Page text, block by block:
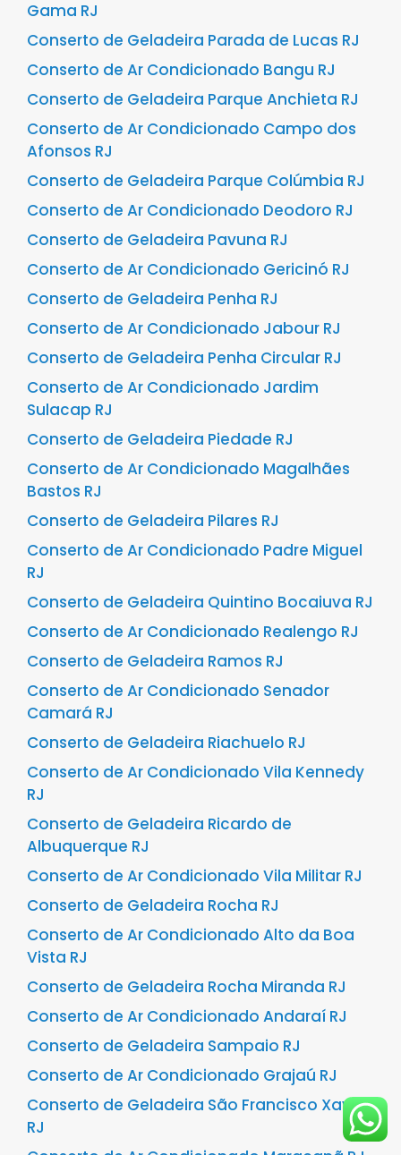
Gama RJ
Conserto de Geladeira Parada de Lucas RJ
Conserto de Ar Condicionado Bangu RJ
Conserto de Geladeira Parque Anchieta RJ
Conserto de Ar Condicionado Campo dos
Afonsos RJ
Conserto de Geladeira Parque Colúmbia RJ
Conserto de Ar Condicionado Deodoro RJ
Conserto de Geladeira Pavuna RJ
Conserto de Ar Condicionado Gericinó RJ
Conserto de Geladeira Penha RJ
Conserto de Ar Condicionado Jabour RJ
Conserto de Geladeira Penha Circular RJ
Conserto de Ar Condicionado Jardim
Sulacap RJ
Conserto de Geladeira Piedade RJ
Conserto de Ar Condicionado Magalhães
Bastos RJ
Conserto de Geladeira Pilares RJ
Conserto de Ar Condicionado Padre Miguel
RJ
Conserto de Geladeira Quintino Bocaiuva RJ
Conserto de Ar Condicionado Realengo RJ
Conserto de Geladeira Ramos RJ
Conserto de Ar Condicionado Senador
Camará RJ
Conserto de Geladeira Riachuelo RJ
Conserto de Ar Condicionado Vila Kennedy
RJ
Conserto de Geladeira Ricardo de
Albuquerque RJ
Conserto de Ar Condicionado Vila Militar RJ
Conserto de Geladeira Rocha RJ
Conserto de Ar Condicionado Alto da Boa
Vista RJ
Conserto de Geladeira Rocha Miranda RJ
Conserto de Ar Condicionado Andaraí RJ
Conserto de Geladeira Sampaio RJ
Conserto de Ar Condicionado Grajaú RJ
Conserto de Geladeira São Francisco Xavier
RJ